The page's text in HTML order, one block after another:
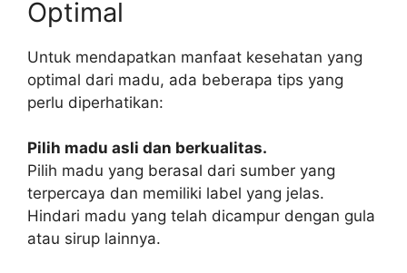
Optimal
Untuk mendapatkan manfaat kesehatan yang
optimal dari madu, ada beberapa tips yang
perlu diperhatikan:
Pilih madu asli dan berkualitas.
Pilih madu yang berasal dari sumber yang
terpercaya dan memiliki label yang jelas.
Hindari madu yang telah dicampur dengan gula
atau sirup lainnya.